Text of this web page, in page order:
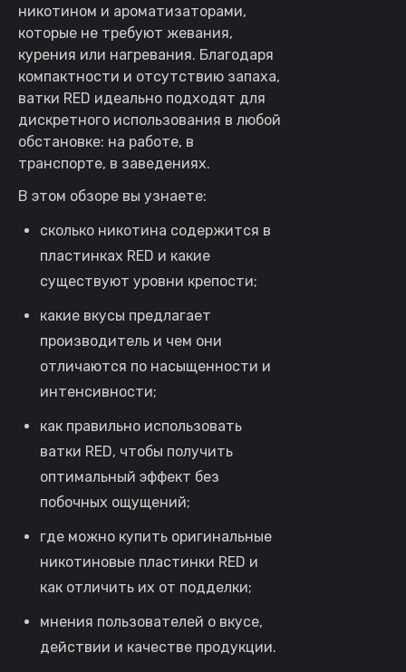
никотином и ароматизаторами,
которые не требуют жевания,
курения или нагревания. Благодаря
компактности и отсутствию запаха,
ватки RED идеально подходят для
дискретного использования в любой
обстановке: на работе, в
транспорте, в заведениях.
В этом обзоре вы узнаете:
сколько никотина содержится в
пластинках RED и какие
существуют уровни крепости;
какие вкусы предлагает
производитель и чем они
отличаются по насыщенности и
интенсивности;
как правильно использовать
ватки RED, чтобы получить
оптимальный эффект без
побочных ощущений;
где можно купить оригинальные
никотиновые пластинки RED и
как отличить их от подделки;
мнения пользователей о вкусе,
действии и качестве продукции.